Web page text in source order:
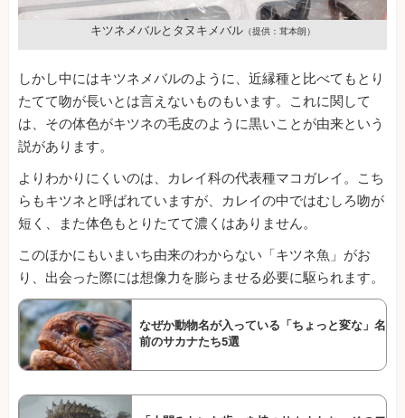
キツネメバルとタヌキメバル（提供：茸本朗）
しかし中にはキツネメバルのように、近縁種と比べてもとり
たてて吻が長いとは言えないものもいます。これに関して
は、その体色がキツネの毛皮のように黒いことが由来という
説があります。
よりわかりにくいのは、カレイ科の代表種マコガレイ。こち
らもキツネと呼ばれていますが、カレイの中ではむしろ吻が
短く、また体色もとりたてて濃くはありません。
このほかにもいまいち由来のわからない「キツネ魚」がお
り、出会った際には想像力を膨らませる必要に駆られます。
なぜか動物名が入っている「ちょっと変な」名
前のサカナたち5選